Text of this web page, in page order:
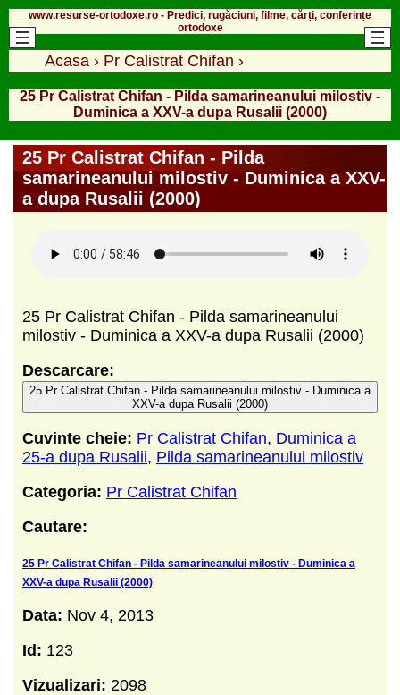
www.resurse-ortodoxe.ro - Predici, rugăciuni, filme, cărți, conferințe
ortodoxe
Acasa › Pr Calistrat Chifan ›
25 Pr Calistrat Chifan - Pilda samarineanului milostiv -
Duminica a XXV-a dupa Rusalii (2000)
25 Pr Calistrat Chifan - Pilda
samarineanului milostiv - Duminica a XXV-
a dupa Rusalii (2000)
25 Pr Calistrat Chifan - Pilda samarineanului
milostiv - Duminica a XXV-a dupa Rusalii (2000)
Descarcare:
25 Pr Calistrat Chifan - Pilda samarineanului milostiv - Duminica a
XXV-a dupa Rusalii (2000)
Cuvinte cheie: Pr Calistrat Chifan, Duminica a
25-a dupa Rusalii, Pilda samarineanului milostiv
Categoria: Pr Calistrat Chifan
Cautare:
25 Pr Calistrat Chifan - Pilda samarineanului milostiv - Duminica a
XXV-a dupa Rusalii (2000)
Data: Nov 4, 2013
Id: 123
Vizualizari: 2098